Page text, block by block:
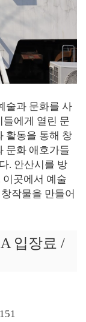
술과 문화를 사
들에게 열린 문
활동을 통해 창
문화 애호가들
. 안산시를 방
곳에서 예술
작물을 만들어
입장료 /